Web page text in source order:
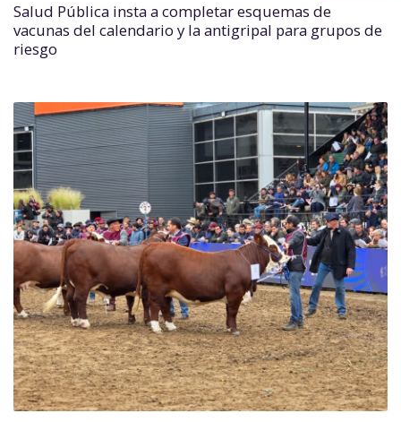
Salud Pública insta a completar esquemas de
vacunas del calendario y la antigripal para grupos de
riesgo